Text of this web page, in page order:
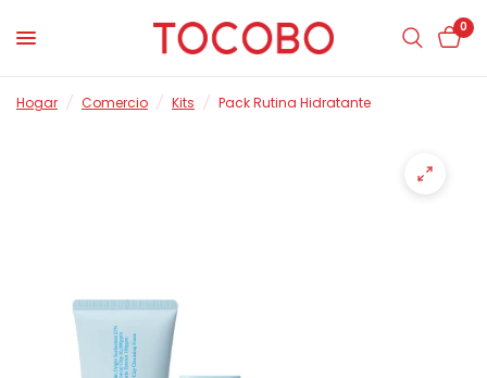
0
Hogar / Comercio / Kits / Pack Rutina Hidratante